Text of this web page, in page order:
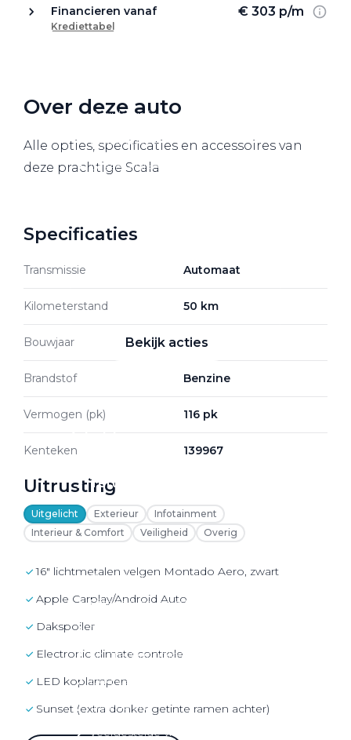
Berijdersinfo
Lease acties
Lease a Bike
voordeel
Bekijk acties
Zakelijk
Terug
Over elektrisch rijden
Bijtelling en belastingvoordelen
Onderhoud en kosten
Shuttel laadoplossingen
Duurzaamheid
Voordelen
Veelgestelde vragen
Financieren vanaf € 303 p/m
Krediettabel
Over deze auto
Alle opties, specificaties en accessoires van
deze prachtige Scala
Specificaties
Transmissie Automaat
Kilometerstand 50 km
Bouwjaar 2026
Brandstof Benzine
Vermogen (pk) 116 pk
Kenteken 139967
Uitrusting
Uitgelicht Exterieur
Infotainment
Interieur & Comfort
Veiligheid Overig
16" lichtmetalen velgen Montado Aero, zwart
Apple Carplay/Android Auto
dakspoiler
electronic climate controle
LED koplampen
Sunset (extra donker getinte ramen achter)